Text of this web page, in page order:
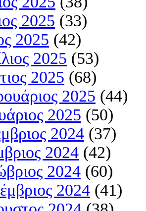
2025 (33)
2025 (42)
2025 (53)
2025 (68)
2025 (44)
2025 (50)
2024 (37)
2024 (42)
2024 (60)
2024 (41)